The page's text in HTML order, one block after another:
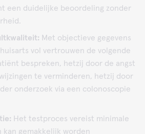
een duidelijke beoordeling zonder
Met objectieve gegevens
vol vertrouwen de volgende
bespreken, hetzij door de angst
te verminderen, hetzij door
onderzoek via een colonoscopie
Het testproces vereist minimale
kan gemakkelijk worden